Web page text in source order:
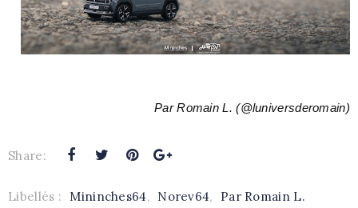
Par Romain L. (@luniversderomain)
Share:
Libellés : Mininches64, Norev64, Par Romain L.